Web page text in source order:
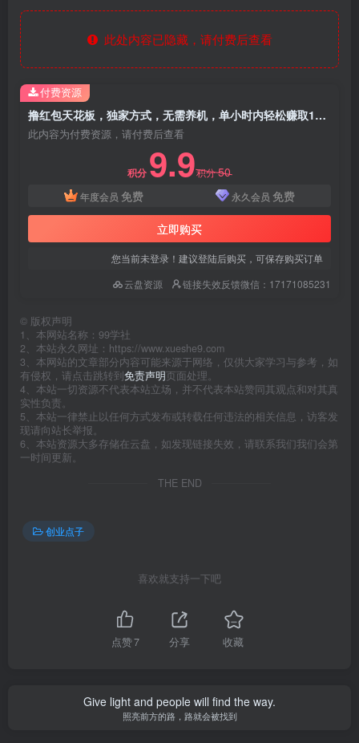
此处内容已隐藏，请付费后查看
撸红包天花板，独家方式，无需养机，单小时内轻松赚取100+
此内容为付费资源，请付费后查看
积分 9.9积分50
年度会员 免费 永久会员 免费
立即购买
您当前未登录！建议登陆后购买，可保存购买订单
云盘资源
链接失效反馈微信：17171085231
付费资源
© 版权声明
1、本网站名称：99学社
2、本站永久网址：https://www.xueshe9.com
3、本网站的文章部分内容可能来源于网络，仅供大家学习与参考，如
有侵权，请点击跳转到免责声明页面处理。
4、本站一切资源不代表本站立场，并不代表本站赞同其观点和对其真
实性负责。
5、本站一律禁止以任何方式发布或转载任何违法的相关信息，访客发
现请向站长举报。
6、本站资源大多存储在云盘，如发现链接失效，请联系我们我们会第
一时间更新。
THE END
创业点子
喜欢就支持一下吧
点赞7 分享 收藏
Give light and people will find the way.
照亮前方的路，路就会被找到